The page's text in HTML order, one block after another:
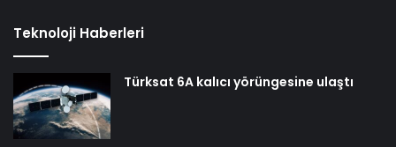
Teknoloji Haberleri
Türksat 6A kalıcı yörüngesine ulaştı